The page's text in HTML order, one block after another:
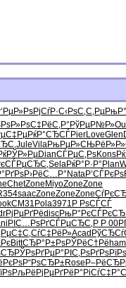
РјСѓР·С‹РѕС‚С‚Рµ
С‡РёС‚Р° РўРµР№Р»
РќР°СЂСЃPierLoveGlen
JuleVilaРњРµР»СЊ
DianСЃРµС‚РѕKons
СЃРµСЂС‚SelaРќР°Р·Р° Plan
Р›РёС…Р° NataР’СЃРєРѕ
ChetZone MiyoZoneZone
saacZoneZoneZone
CM31 Pola3971 Р РѕСЃСЃ
РјРµРґРёdiscРњР°РєСЃ
РІС…РѕРґСЃРµСЂС‚ Р Р 00
СѓС‡РёР»Acad
BittСЂР°Р±РѕРЎРёС†Рё
РЎРѕРґРµР°РІС‚РѕРґРѕРїРѕ
Р“РѕСЂР±Rose
РљРёРјРµРґРёР°Рі